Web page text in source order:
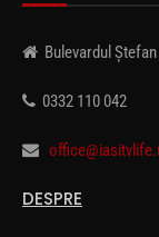
Bulevardul
0332 110 042
DESPRE